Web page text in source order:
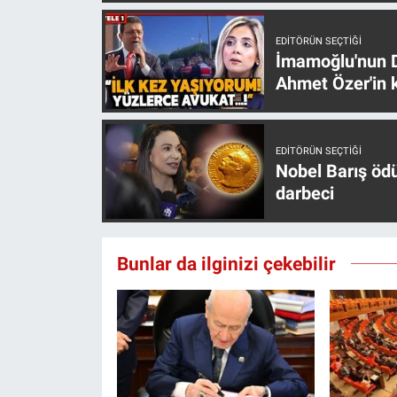
EDITÖRÜN SEÇTIĞI
İmamoğlu'nun
Ahmet Özer'in
EDITÖRÜN SEÇTIĞI
Nobel Barış
darbeci
Bunlar da ilginizi çekebilir